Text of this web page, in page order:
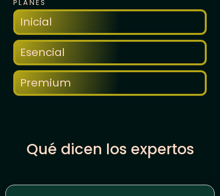
PLANES
Inicial
Esencial
Premium
Qué dicen los expertos